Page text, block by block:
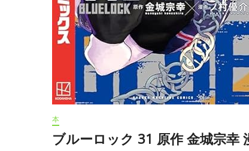
本
ブルーロック 31 原作 金城宗幸